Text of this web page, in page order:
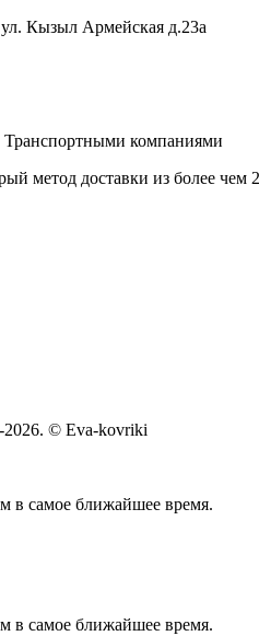
Кызыл Армейская д.23а
Транспортными компаниями
метод доставки из более чем
2026. © Eva-kovriki
в самое ближайшее время.
в самое ближайшее время.